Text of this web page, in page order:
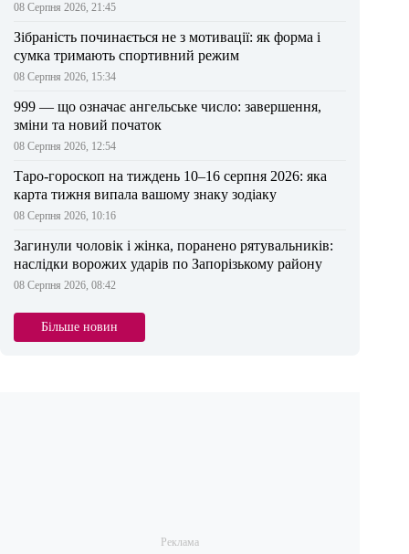
08 Серпня 2026, 21:45
Зібраність починається не з мотивації: як форма і
сумка тримають спортивний режим
08 Серпня 2026, 15:34
999 — що означає ангельське число: завершення,
зміни та новий початок
08 Серпня 2026, 12:54
Таро-гороскоп на тиждень 10–16 серпня 2026: яка
карта тижня випала вашому знаку зодіаку
08 Серпня 2026, 10:16
Загинули чоловік і жінка, поранено рятувальників:
наслідки ворожих ударів по Запорізькому району
08 Серпня 2026, 08:42
Більше новин